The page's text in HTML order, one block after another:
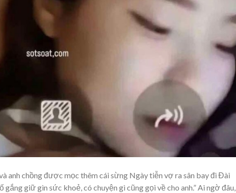
anh chồng được mọc thêm cái sừng Ngày tiễn vợ ra sân bay đi Đài
gắng giữ gìn sức khoẻ, có chuyện gì cũng gọi về cho anh.” Ai ngờ đâu,